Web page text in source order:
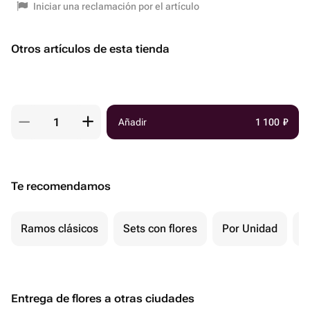
Iniciar una reclamación por el artículo
Otros artículos de esta tienda
Añadir 1 100 ₽
Te recomendamos
Ramos clásicos Sets con flores Por Unidad
Entrega de flores a otras ciudades